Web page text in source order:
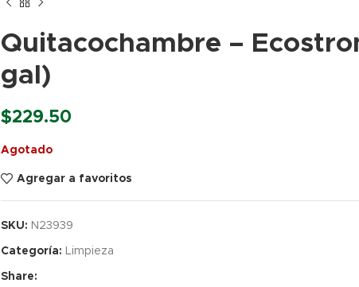
Quitacochambre –
gal)
$229.50
Agotado
Agregar a favoritos
SKU: N23939
Categoría: Limpieza
Share: